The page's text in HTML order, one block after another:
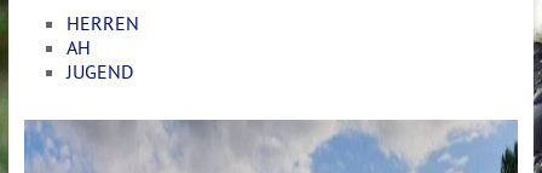
HERREN
AH
JUGEND